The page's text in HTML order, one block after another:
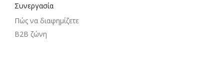
Συνεργασία
Πώς να διαφημίζετε
B2B ζώνη